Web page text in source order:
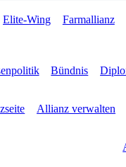
Elite-Wing Farmallianz
Bündnis
Allianz verwalten